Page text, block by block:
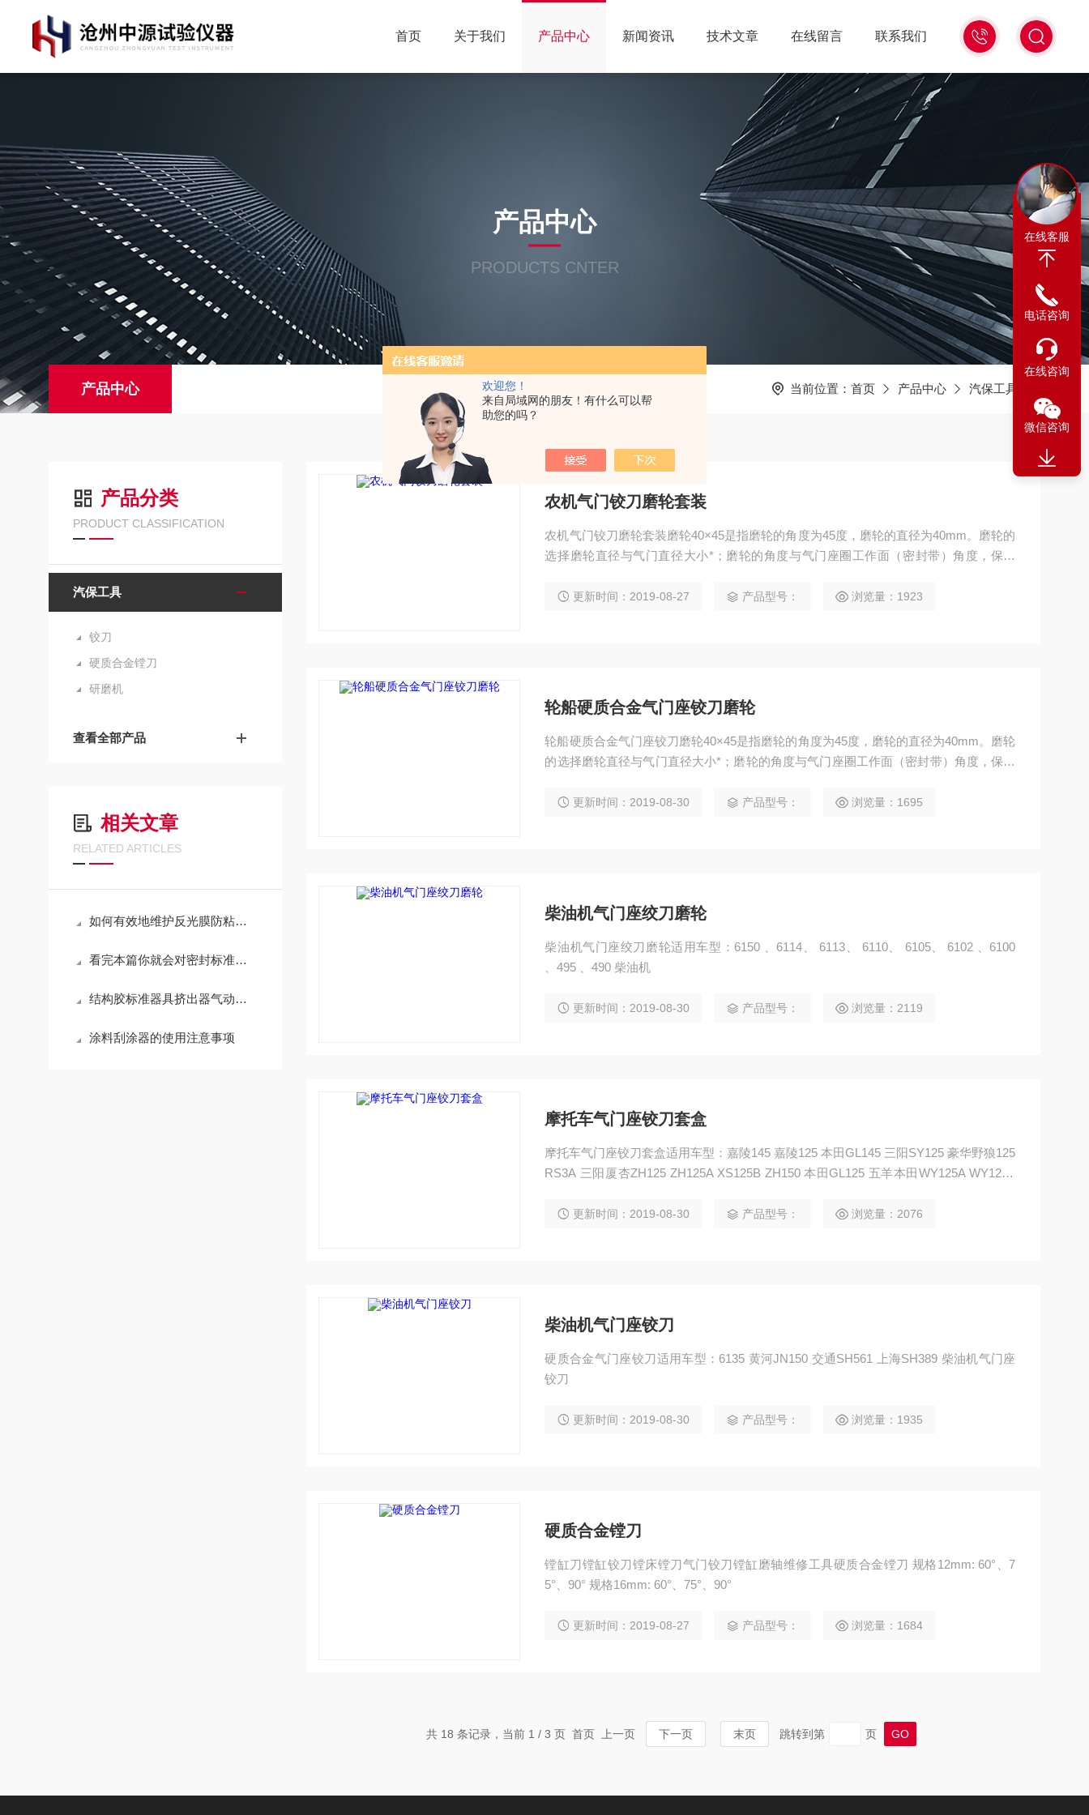
欢迎您！
来自局域网的朋友！有什么可以帮
助您的吗？
0317-
8122880
首页 关于我们 产品中心 新闻资讯 技术文章 在线留言 联系我们
产品中心
PRODUCTS CNTER
产品中心 当前位置： 首页 产品中心 汽保工具
产品分类
PRODUCT CLASSIFICATION
汽保工具
铰刀
硬质合金镗刀
研磨机
查看全部产品
相关文章
RELATED ARTICLES
如何有效地维护反光膜防粘纸可剥离性能测试仪？
看完本篇你就会对密封标准挤出器有更多了解
结构胶标准器具挤出器气动密封胶稳压气源建筑密封材料挤出性黄铜
涂料刮涂器的使用注意事项
农机气门铰刀磨轮套装
农机气门铰刀磨轮套装磨轮40×45是指磨轮的角度为45度，磨轮的直径为40mm。磨轮的
选择磨轮直径与气门直径大小*；磨轮的角度与气门座圈工作面（密封带）角度，保持
更新时间：2019-08-27 产品型号： 浏览量：1923
轮船硬质合金气门座铰刀磨轮
轮船硬质合金气门座铰刀磨轮40×45是指磨轮的角度为45度，磨轮的直径为40mm。磨轮
的选择磨轮直径与气门直径大小*；磨轮的角度与气门座圈工作面（密封带）角度，保持
更新时间：2019-08-30 产品型号： 浏览量：1695
柴油机气门座绞刀磨轮
柴油机气门座绞刀磨轮适用车型：6150 、6114、 6113、 6110、 6105、 6102 、6100
、495 、490 柴油机
更新时间：2019-08-30 产品型号： 浏览量：2119
摩托车气门座铰刀套盒
摩托车气门座铰刀套盒适用车型：嘉陵145 嘉陵125 本田GL145 三阳SY125 豪华野狼125
RS3A 三阳厦杏ZH125 ZH125A XS125B ZH150 本田GL125 五羊本田WY125A WY125F
TH90B 嘉陵本田JH70 光阳豪迈GY6-125/150
更新时间：2019-08-30 产品型号： 浏览量：2076
柴油机气门座铰刀
硬质合金气门座铰刀适用车型：6135 黄河JN150 交通SH561 上海SH389 柴油机气门座
铰刀
更新时间：2019-08-30 产品型号： 浏览量：1935
硬质合金镗刀
镗缸刀镗缸铰刀镗床镗刀气门铰刀镗缸磨轴维修工具硬质合金镗刀 规格12mm: 60°、7
5°、90° 规格16mm: 60°、75°、90°
更新时间：2019-08-27 产品型号： 浏览量：1684
共 18 条记录，当前 1 / 3 页 首页 上一页 下一页 末页 跳转到第 页
在线客服
电话咨询
在线咨询
微信咨询